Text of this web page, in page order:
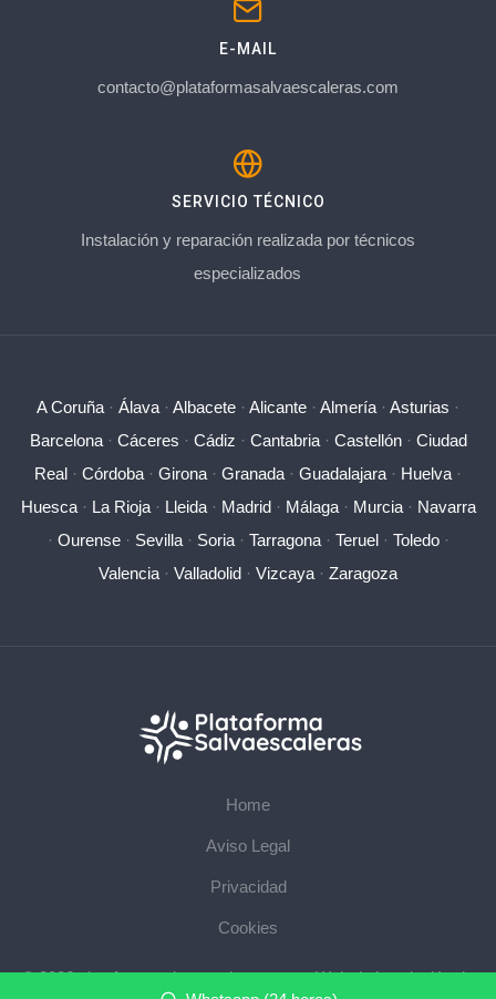
E-MAIL
contacto@plataformasalvaescaleras.com
SERVICIO TÉCNICO
Instalación y reparación realizada por técnicos
especializados
A Coruña · Álava · Albacete · Alicante · Almería · Asturias ·
Barcelona· Cáceres · Cádiz · Cantabria· Castellón· Ciudad
Real · Córdoba · Girona · Granada · Guadalajara · Huelva ·
Huesca· La Rioja· Lleida· Madrid· Málaga· Murcia· Navarra
· Ourense· Sevilla· Soria· Tarragona· Teruel· Toledo·
Valencia · Valladolid · Vizcaya · Zaragoza
Home
Aviso Legal
Privacidad
Cookies
© 2026 plataformasalvaescaleras.com · Web de instalación de